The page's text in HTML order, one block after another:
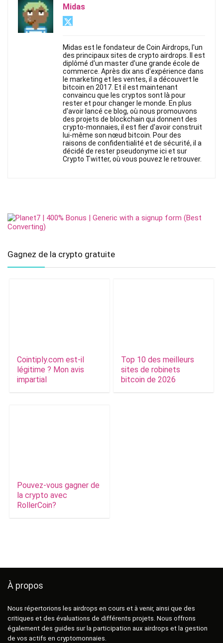
Midas
Midas est le fondateur de Coin Airdrops, l'un
des principaux sites de crypto airdrops. Il est
diplômé d'un master d'une grande école de
commerce. Après dix ans d'expérience dans
le marketing et les ventes, il a découvert le
bitcoin en 2017. Et il est maintenant
convaincu que les cryptos sont là pour
rester et pour changer le monde. En plus
d'avoir lancé ce blog, où nous promouvons
des projets de blockchain qui donnent des
crypto-monnaies, il est fier d'avoir construit
lui-même son nœud bitcoin. Pour des
raisons de confidentialité et de sécurité, il a
décidé de rester pseudonyme ici et sur
Crypto Twitter, où vous pouvez le retrouver.
Gagnez de la crypto gratuite
Cointiply.com est-il
légitime ? Mon avis
impartial
Top 10 des meilleurs
sites de robinets
bitcoin de 2026
Pouvez-vous gagner de
la crypto avec
RollerCoin?
À propos
Nous répertorions les airdrops en cours et à venir, ainsi que des
critiques et des évaluations de différents projets. Nous offrons
également des guides sur la participation aux airdrops et la gestion
de vos actifs en cryptomonnaies.